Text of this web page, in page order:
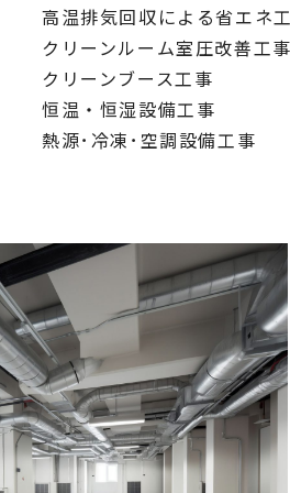
高温排気回収による省エネ
クリーンルーム室圧改善工
クリーンブース工事
恒温・恒湿設備工事
熱源･冷凍･空調設備工事